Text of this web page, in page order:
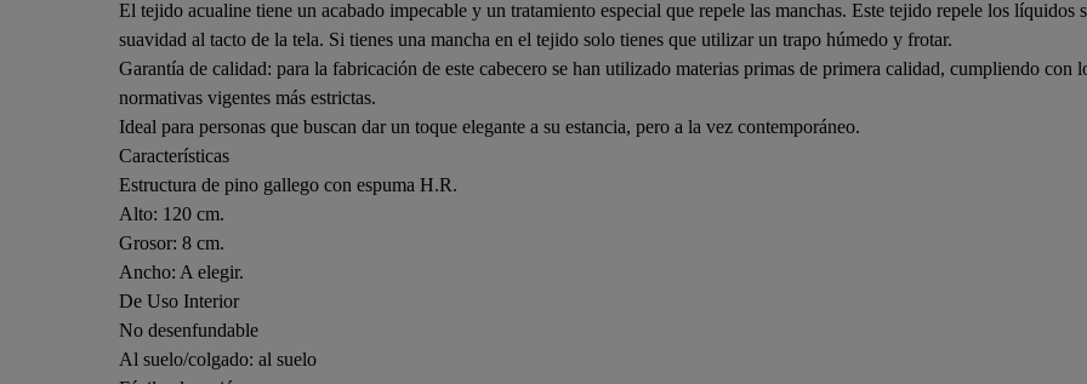
El tejido acualine tiene un acabado impecable y un tratamiento especial que repele las manchas. Este tejido repele los
suavidad al tacto de la tela. Si tienes una mancha en el tejido solo tienes que utilizar un trapo húmedo y frotar.
Garantía de calidad: para la fabricación de este cabecero se han utilizado materias primas de primera calidad, cumpliendo con
normativas vigentes más estrictas.
Ideal para personas que buscan dar un toque elegante a su estancia, pero a la vez contemporáneo.
Características
Estructura de pino gallego con espuma H.R.
Alto: 120 cm.
Grosor: 8 cm.
Ancho: A elegir.
De Uso Interior
No desenfundable
Al suelo/colgado: al suelo